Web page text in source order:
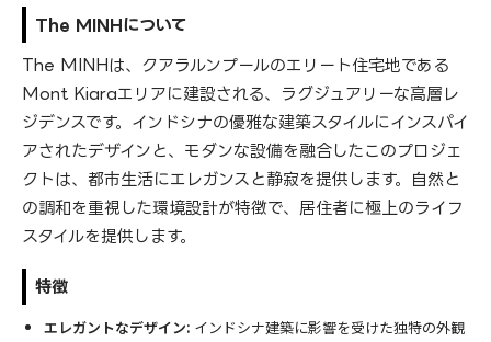
The MINHについて
The MINHは、クアラルンプールのエリート住宅地である
Mont Kiaraエリアに建設される、ラグジュアリーな高層レ
ジデンスです。インドシナの優雅な建築スタイルにインスパイ
アされたデザインと、モダンな設備を融合したこのプロジェ
クトは、都市生活にエレガンスと静寂を提供します。自然と
の調和を重視した環境設計が特徴で、居住者に極上のライフ
スタイルを提供します。
特徴
エレガントなデザイン: インドシナ建築に影響を受けた独特の外観